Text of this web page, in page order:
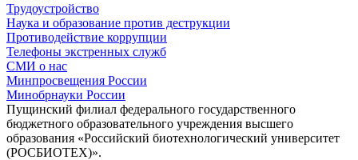
Трудоустройство
Наука и образование против деструкции
Противодействие коррупции
Телефоны экстренных служб
СМИ о нас
Минпросвещения России
Минобрнауки России
Пущинский филиал федерального государственного
бюджетного образовательного учреждения высшего
образования «Российский биотехнологический университет
(РОСБИОТЕХ)».